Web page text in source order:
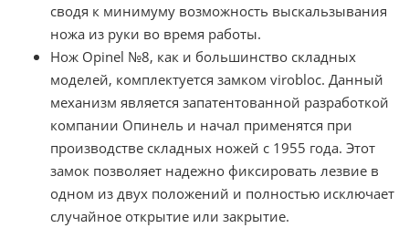
сводя к минимуму возможность выскальзывания
ножа из руки во время работы.
Нож Opinel №8, как и большинство складных
моделей, комплектуется замком virobloc. Данный
механизм является запатентованной разработкой
компании Опинель и начал применятся при
производстве складных ножей с 1955 года. Этот
замок позволяет надежно фиксировать лезвие в
одном из двух положений и полностью исключает
случайное открытие или закрытие.